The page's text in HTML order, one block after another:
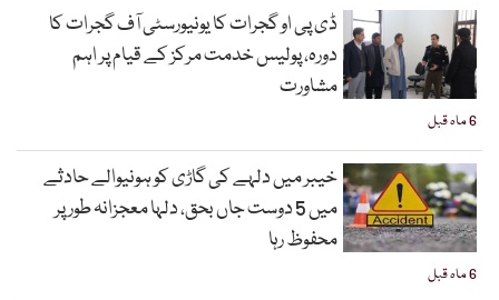
6 ماہ قبل
ڈی پی او گجرات کا یونیورسٹی آف گجرات کا
دورہ، پولیس خدمت مرکز کے قیام پر اہم
مشاورت
6 ماہ قبل
خیبر میں دلہے کی گاڑی کو ہونیوالے حادثے
میں 5 دوست جاں بحق، دلہا معجزانہ طور پر
محفوظ رہا